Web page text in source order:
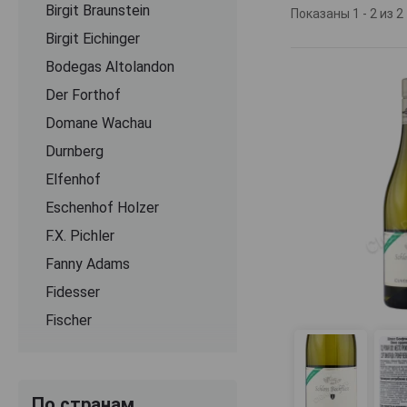
Birgit Braunstein
Birgit Eichinger
Bodegas Altolandon
Der Forthof
Domane Wachau
Durnberg
Elfenhof
Eschenhof Holzer
F.X. Pichler
Fanny Adams
Fidesser
Fischer
вина. Среди
Шлосс
отзывы
медалями на
года
медаль
традиции
ценителей
Показаны 1 - 2 из 2